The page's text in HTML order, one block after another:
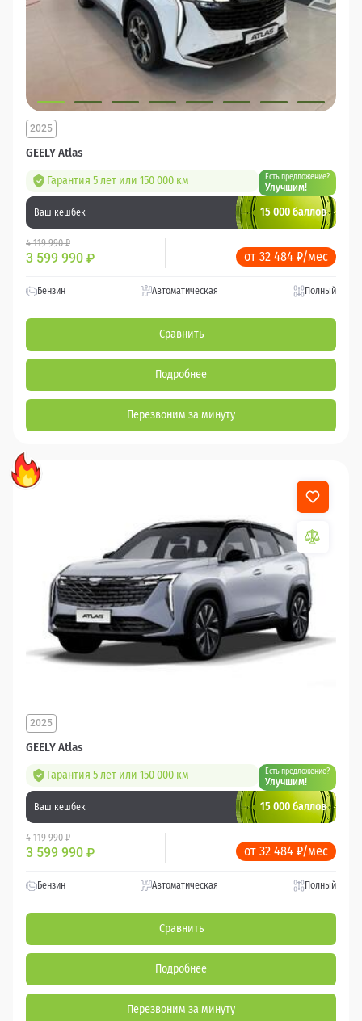
GEELY Atlas
2025
Гарантия 5 лет или 150 000 км Есть предложение?
Улучшим!
Ваш кешбек 15 000 баллов
4 119 990 ₽
3 599 990 ₽ от 32 484 ₽/мес
Бензин Автоматическая Полный
Сравнить
Подробнее
Перезвоним за минуту
GEELY Atlas
2025
Гарантия 5 лет или 150 000 км Есть предложение?
Улучшим!
Ваш кешбек 15 000 баллов
4 119 990 ₽
3 599 990 ₽ от 32 484 ₽/мес
Бензин Автоматическая Полный
Сравнить
Подробнее
Перезвоним за минуту